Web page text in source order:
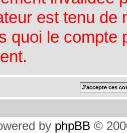
est tenu de
quoi le compte
by phpBB ©